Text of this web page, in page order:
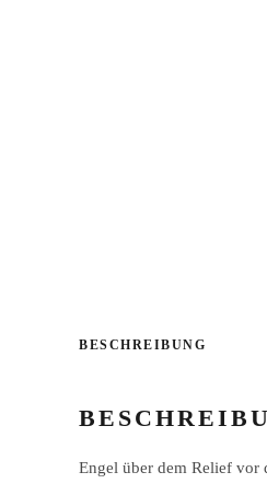
BESCHREIBUNG
Engel über dem Relief vor